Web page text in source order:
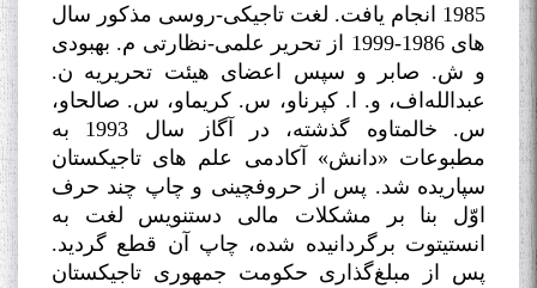
1985 انجام یافت. لغت تاجیکی-روسی مذکور سال
های 1986-1999 از تحریر علمی-نظارتی م. بهبودی
و ش. صابر و سپس اعضای هیئت تحریریه ن.
عبدالله‌اف، و. ا. کپرناو، س. کریماو، س. صالحاو،
س. خالمتاوه گذشته، در آگاز سال 1993 به
مطبوعات «دانش» آکادمی علم های تاجیکستان
سپاریده شد. پس از حروفچینی و چاپ چند حرف
اوّل بنا بر مشکلات مالی دستنویس لغت به
انستیتوت برگردانیده شده، چاپ آن قطع گردید.
پس از مبلغ‌گذاری حکومت جمهوری تاجیکستان